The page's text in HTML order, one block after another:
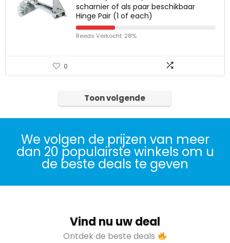
scharnier of als paar beschikbaar
Hinge Pair (1 of each)
Reeds Verkocht: 28%
0
Toon volgende
We volgen de prijzen van meer
dan 20 populairste winkels om u
de beste deals te geven
Vind nu uw deal
Ontdek de beste deals